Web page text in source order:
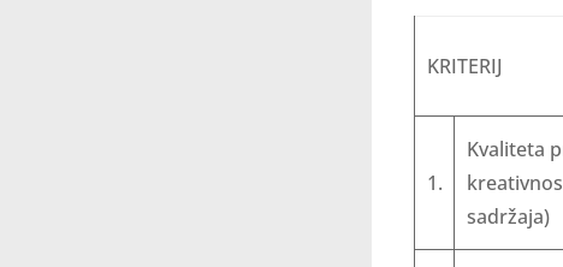
KRITERIJ
1.
Kvaliteta
sadržaja)